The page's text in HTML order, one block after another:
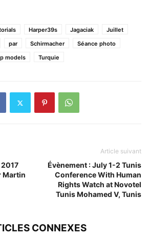
Harper39s Jagaciak
Juillet
par Schirmacher
Séance photo
models Turquie
Martin
Article suivant
Évènement : July 1-2 Tunis
Conference With Human
Rights Watch at Novotel
Tunis Mohamed V, Tunis
CONNEXES